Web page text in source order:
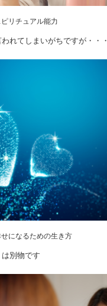
ピリチュアル能力
れてしまいがちですが・・・
になるための生き方
は別物です